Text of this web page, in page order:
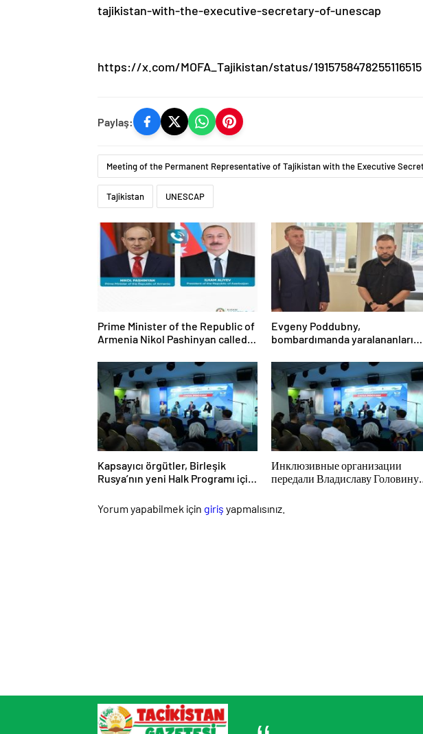
tajikistan-with-the-executive-secretary-of-unescap
https://x.com/MOFA_Tajikistan/status/1915758478255116515
Paylaş:
Meeting of the Permanent Representative of Tajikistan with the Executive
Tajikistan UNESCAP
Prime Minister of the Republic of
Armenia Nikol Pashinyan called
Azerbaijan Ilham Aliyev
Evgeny Poddubny,
bombardımanda yaralananları
dolayı Belgorod bölgesindeki
gönüllülere teşekkür etti
Kapsayıcı örgütler, Birleşik
Rusya’nın yeni Halk Programı için
sundu
Инклюзивные организации
передали Владиславу Головину
программу «Единой России»
Yorum yapabilmek için giriş yapmalısınız.